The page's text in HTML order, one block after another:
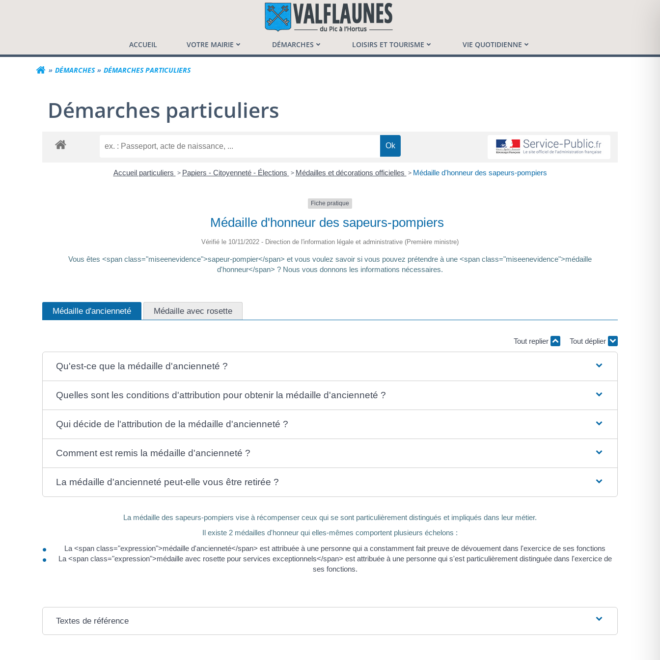
Commune de Valflaunès
ACCUEIL VOTRE MAIRIE DÉMARCHES LOISIRS ET TOURISME VIE QUOTIDIENNE
DÉMARCHES DÉMARCHES PARTICULIERS
Démarches particuliers
Accueil particuliers > Papiers - Citoyenneté - Élections > Médailles et décorations officielles > Médaille d'honneur des sapeurs-pompiers
Fiche pratique
Médaille d'honneur des sapeurs-pompiers
Vérifié le 10/11/2022 - Direction de l'information légale et administrative (Première ministre)
Vous êtes <span class="miseenevidence">sapeur-pompier</span> et vous voulez savoir si vous pouvez prétendre à une <span class="miseenevidence">médaille
d'honneur</span> ? Nous vous donnons les informations nécessaires.
Médaille d'ancienneté Médaille avec rosette
Tout replier Tout déplier
Qu'est-ce que la médaille d'ancienneté ?
Quelles sont les conditions d'attribution pour obtenir la médaille d'ancienneté ?
Qui décide de l'attribution de la médaille d'ancienneté ?
Comment est remis la médaille d'ancienneté ?
La médaille d'ancienneté peut-elle vous être retirée ?
La médaille des sapeurs-pompiers vise à récompenser ceux qui se sont particulièrement distingués et impliqués dans leur métier.
Il existe 2 médailles d'honneur qui elles-mêmes comportent plusieurs échelons :
La <span class="expression">médaille d'ancienneté</span> est attribuée à une personne qui a constamment fait preuve de dévouement dans l'exercice de ses fonctions
La <span class="expression">médaille avec rosette pour services exceptionnels</span> est attribuée à une personne qui s'est particulièrement distinguée dans l'exercice de
ses fonctions.
Textes de référence